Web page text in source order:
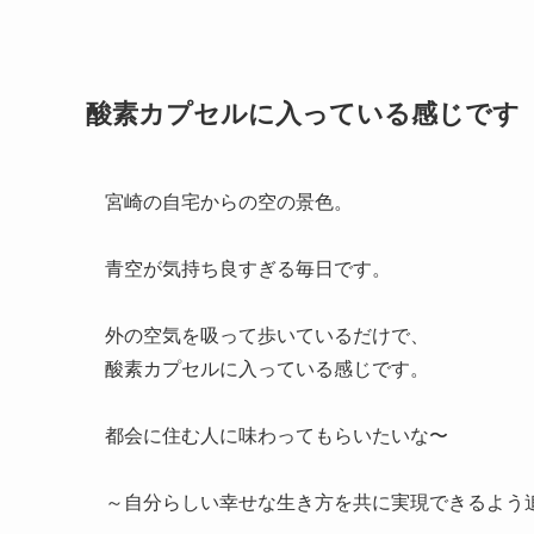
酸素カプセルに入っている感じです
宮崎の自宅からの空の景色。
青空が気持ち良すぎる毎日です。
外の空気を吸って歩いているだけで、
酸素カプセルに入っている感じです。
都会に住む人に味わってもらいたいな〜
～自分らしい幸せな生き方を共に実現できるよう